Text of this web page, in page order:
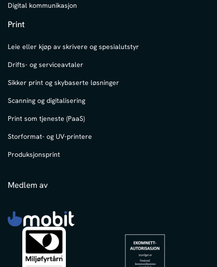
Digital kommunikasjon
Print
Leie eller kjøp av skrivere og spesialutstyr
Drifts- og serviceavtaler
Sikker print og skybaserte løsninger
Scanning og digitalisering
Print som tjeneste (PaaS)
Storformat- og UV-printere
Produksjonsprint
Medlem av